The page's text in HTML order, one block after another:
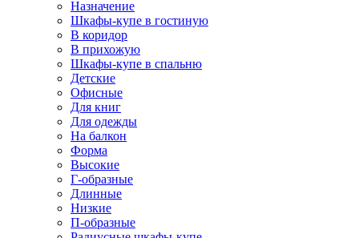
Назначение
Шкафы-купе в гостиную
В коридор
В прихожую
Шкафы-купе в спальню
Детские
Офисные
Для книг
Для одежды
На балкон
Форма
Высокие
Г-образные
Длинные
Низкие
П-образные